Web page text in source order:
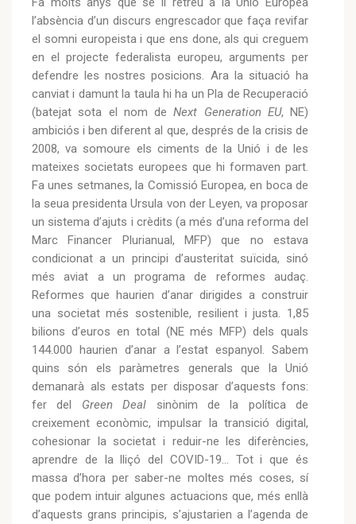
l’absència d’un discurs engrescador que faça revifar
el somni europeista i que ens done, als qui creguem
en el projecte federalista europeu, arguments per
defendre les nostres posicions. Ara la situació ha
canviat i damunt la taula hi ha un Pla de Recuperació
(batejat sota el nom deNext Generation EU, NE)
ambiciós i ben diferent al que, després de la crisis de
2008, va somoure els ciments de la Unió i de les
mateixes societats europees que hi formaven part.
Fa unes setmanes, la Comissió Europea, en boca de
la seua presidenta Ursula von der Leyen, va proposar
un sistema d’ajuts i crèdits (a més d’una reforma del
Marc Financer Plurianual, MFP) que no estava
condicionat a un principi d’austeritat suïcida, sinó
més aviat a un programa de reformes audaç.
Reformes que haurien d’anar dirigides a construir
una societat més sostenible, resilient i justa. 1,85
bilions d’euros en total (NE més MFP) dels quals
144.000 haurien d’anar a l’estat espanyol. Sabem
quins són els paràmetres generals que la Unió
demanarà als estats per disposar d’aquests fons:
fer del Green Deal sinònim de la política de
creixement econòmic, impulsar la transició digital,
cohesionar la societat i reduir-ne les diferències,
aprendre de la lliçó del COVID-19... Tot i que és
massa d’hora per saber-ne moltes més coses, sí
que podem intuir algunes actuacions que, més enllà
d’aquests grans principis, s’ajustarien a l’agenda de